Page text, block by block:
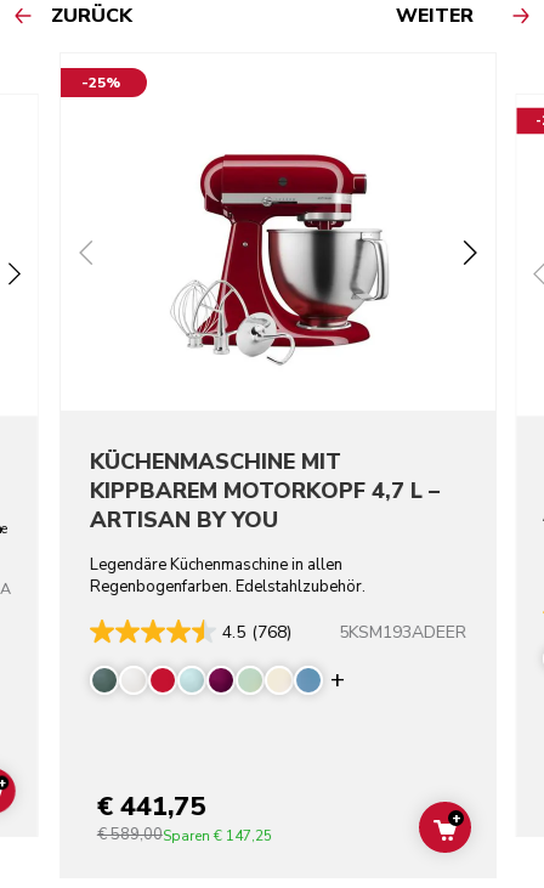
ZURÜCK WEITER
ADD TO CART
-25%
KÜCHENMASCHINE MIT
KIPPBAREM MOTORKOPF 4,7 L –
ARTISAN BY YOU
Legendäre Küchenmaschine in allen
Regenbogenfarben. Edelstahlzubehör.
4.5 (768) 5KSM193ADEER
Display more
€ 441,75
€ 589,00Sparen € 147,25 ADD TO
+
-